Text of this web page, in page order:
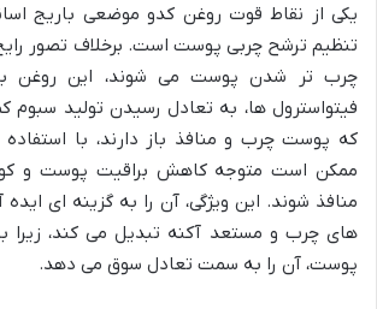
یکی از نقاط قوت روغن کدو موضعی باریج
تنظیم ترشح چربی پوست است. برخلاف تصور
چرب تر شدن پوست می شوند، این روغن
فیتواسترول ها، به تعادل رسیدن تولید سبوم
که پوست چرب و منافذ باز دارند، با استفاده
ممکن است متوجه کاهش براقیت پوست و
منافذ شوند. این ویژگی، آن را به گزینه ای
های چرب و مستعد آکنه تبدیل می کند،
پوست، آن را به سمت تعادل سوق می دهد.